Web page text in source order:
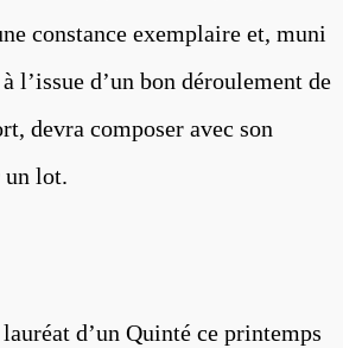
constance exemplaire et, muni
l’issue d’un bon déroulement de
devra composer avec son
un lot.
d’un Quinté ce printemps